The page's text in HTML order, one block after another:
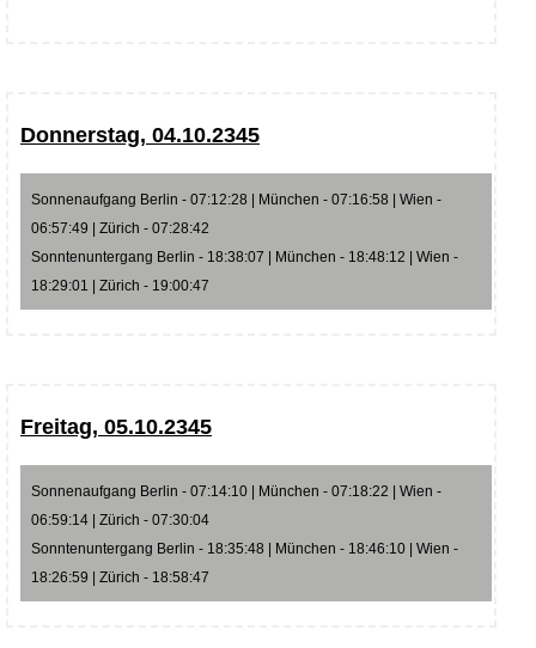
Donnerstag, 04.10.2345
Sonnenaufgang Berlin - 07:12:28 | München - 07:16:58 | Wien -
06:57:49 | Zürich - 07:28:42
Sonntenuntergang Berlin - 18:38:07 | München - 18:48:12 | Wien -
18:29:01 | Zürich - 19:00:47
Freitag, 05.10.2345
Sonnenaufgang Berlin - 07:14:10 | München - 07:18:22 | Wien -
06:59:14 | Zürich - 07:30:04
Sonntenuntergang Berlin - 18:35:48 | München - 18:46:10 | Wien -
18:26:59 | Zürich - 18:58:47